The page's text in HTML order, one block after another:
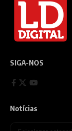
SIGA-NOS
Notícias